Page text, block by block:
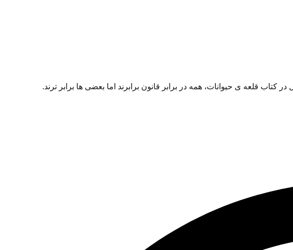
کتاب قلعه ی حیوانات، همه در برابر قانون برابرند اما بعضی ها برابر ترند.